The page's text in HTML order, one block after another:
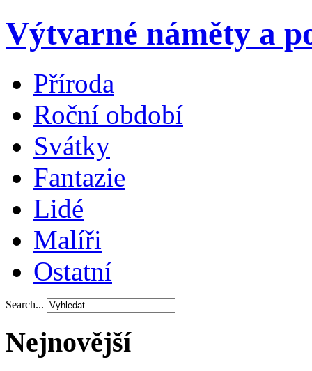
Výtvarné náměty a
Příroda
Roční období
Svátky
Fantazie
Lidé
Malíři
Ostatní
Search...
Nejnovější